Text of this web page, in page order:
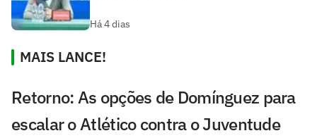
Há 4 dias
MAIS LANCE!
Retorno: As opções de Domínguez para
escalar o Atlético contra o Juventude